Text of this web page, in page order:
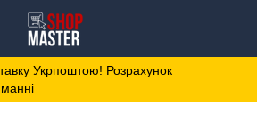
Укрпоштою! Розрахунок